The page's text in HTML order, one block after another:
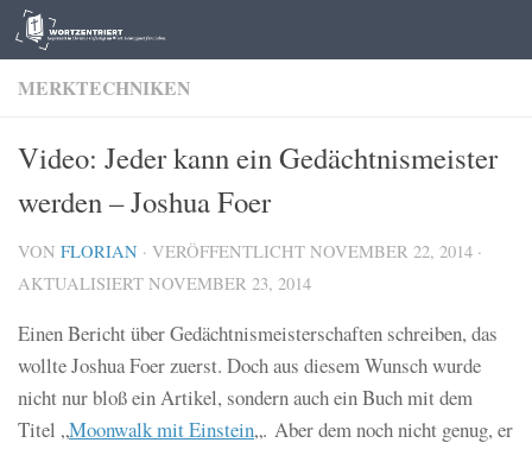
Zum Inhalt springen
MERKTECHNIKEN
Video: Jeder kann ein Gedächtnismeister
werden – Joshua Foer
VON FLORIAN · VERÖFFENTLICHT NOVEMBER 22, 2014 ·
AKTUALISIERT NOVEMBER 23, 2014
Einen Bericht über Gedächtnismeisterschaften schreiben, das
wollte Joshua Foer zuerst. Doch aus diesem Wunsch wurde
nicht nur bloß ein Artikel, sondern auch ein Buch mit dem
Titel „Moonwalk mit Einstein„. Aber dem noch nicht genug, er